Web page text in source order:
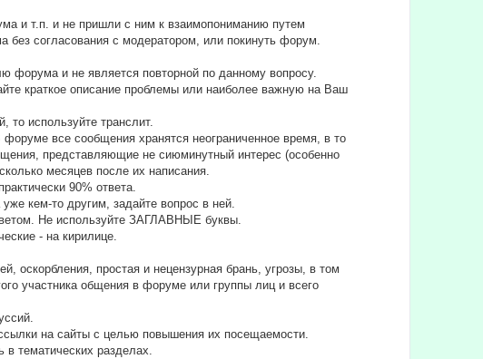
и т.п. и не пришли с ним к взаимопониманию путем
согласования с модератором, или покинуть форум.
форума и не является повторной по данному вопросу.
краткое описание проблемы или наиболее важную на Ваш
используйте транслит.
все сообщения хранятся неограниченное время, в то
представляющие не сиюминутный интерес (особенно
месяцев после их написания.
90% ответа.
кем-то другим, задайте вопрос в ней.
Не используйте ЗАГЛАВНЫЕ буквы.
- на кирилице.
оскорбления, простая и нецензурная брань, угрозы, в том
участника общения в форуме или группы лиц и всего
на сайты с целью повышения их посещаемости.
тематических разделах.